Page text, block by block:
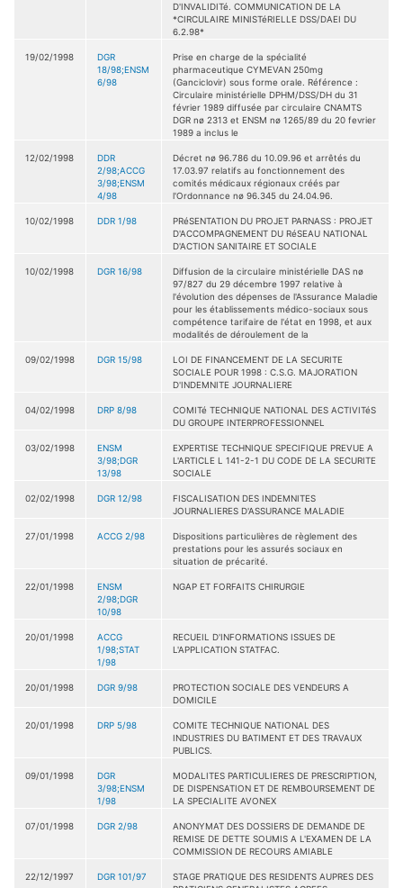
D'INVALIDITé. COMMUNICATION DE LA
*CIRCULAIRE MINISTéRIELLE DSS/DAEI DU
6.2.98*
19/02/1998
DGR
18/98;ENSM
6/98
Prise en charge de la spécialité
pharmaceutique CYMEVAN 250mg
(Ganciclovir) sous forme orale. Référence :
Circulaire ministérielle DPHM/DSS/DH du 31
février 1989 diffusée par circulaire CNAMTS
DGR nø 2313 et ENSM nø 1265/89 du 20 fevrier
1989 a inclus le
12/02/1998
DDR
2/98;ACCG
3/98;ENSM
4/98
Décret nø 96.786 du 10.09.96 et arrêtés du
17.03.97 relatifs au fonctionnement des
comités médicaux régionaux créés par
l'Ordonnance nø 96.345 du 24.04.96.
10/02/1998 DDR 1/98
PRéSENTATION DU PROJET PARNASS : PROJET
D'ACCOMPAGNEMENT DU RéSEAU NATIONAL
D'ACTION SANITAIRE ET SOCIALE
10/02/1998 DGR 16/98
Diffusion de la circulaire ministérielle DAS nø
97/827 du 29 décembre 1997 relative à
l'évolution des dépenses de l'Assurance Maladie
pour les établissements médico-sociaux sous
compétence tarifaire de l'état en 1998, et aux
modalités de déroulement de la
09/02/1998 DGR 15/98
LOI DE FINANCEMENT DE LA SECURITE
SOCIALE POUR 1998 : C.S.G. MAJORATION
D'INDEMNITE JOURNALIERE
04/02/1998 DRP 8/98
COMITé TECHNIQUE NATIONAL DES ACTIVITéS
DU GROUPE INTERPROFESSIONNEL
03/02/1998
ENSM
3/98;DGR
13/98
EXPERTISE TECHNIQUE SPECIFIQUE PREVUE A
L'ARTICLE L 141-2-1 DU CODE DE LA SECURITE
SOCIALE
02/02/1998 DGR 12/98
FISCALISATION DES INDEMNITES
JOURNALIERES D'ASSURANCE MALADIE
27/01/1998 ACCG 2/98
Dispositions particulières de règlement des
prestations pour les assurés sociaux en
situation de précarité.
22/01/1998
ENSM
2/98;DGR
10/98
NGAP ET FORFAITS CHIRURGIE
20/01/1998
ACCG
1/98;STAT
1/98
RECUEIL D'INFORMATIONS ISSUES DE
L'APPLICATION STATFAC.
20/01/1998 DGR 9/98
PROTECTION SOCIALE DES VENDEURS A
DOMICILE
20/01/1998 DRP 5/98
COMITE TECHNIQUE NATIONAL DES
INDUSTRIES DU BATIMENT ET DES TRAVAUX
PUBLICS.
09/01/1998
DGR
3/98;ENSM
1/98
MODALITES PARTICULIERES DE PRESCRIPTION,
DE DISPENSATION ET DE REMBOURSEMENT DE
LA SPECIALITE AVONEX
07/01/1998 DGR 2/98
ANONYMAT DES DOSSIERS DE DEMANDE DE
REMISE DE DETTE SOUMIS A L'EXAMEN DE LA
COMMISSION DE RECOURS AMIABLE
22/12/1997 DGR 101/97
STAGE PRATIQUE DES RESIDENTS AUPRES DES